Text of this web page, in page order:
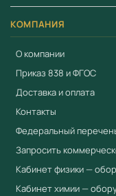
КОМПАНИЯ
О компании
Приказ 838 и ФГОС
Доставка и оплата
Контакты
Федеральный
Запросить
Кабинет физики —
Кабинет химии —